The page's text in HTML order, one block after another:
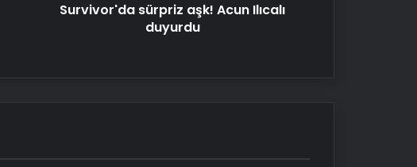
Petmona : Kedi Maması ve Köpek
Survivor'da sürpriz aşk! Acun Ilıcalı
duyurdu